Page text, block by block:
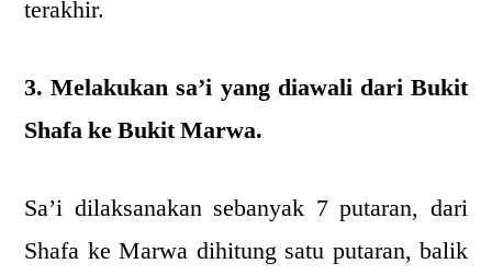
terakhir.
3. Melakukan sa’i yang diawali dari Bukit
Shafa ke Bukit Marwa.
Sa’i dilaksanakan sebanyak 7 putaran, dari
Shafa ke Marwa dihitung satu putaran, balik